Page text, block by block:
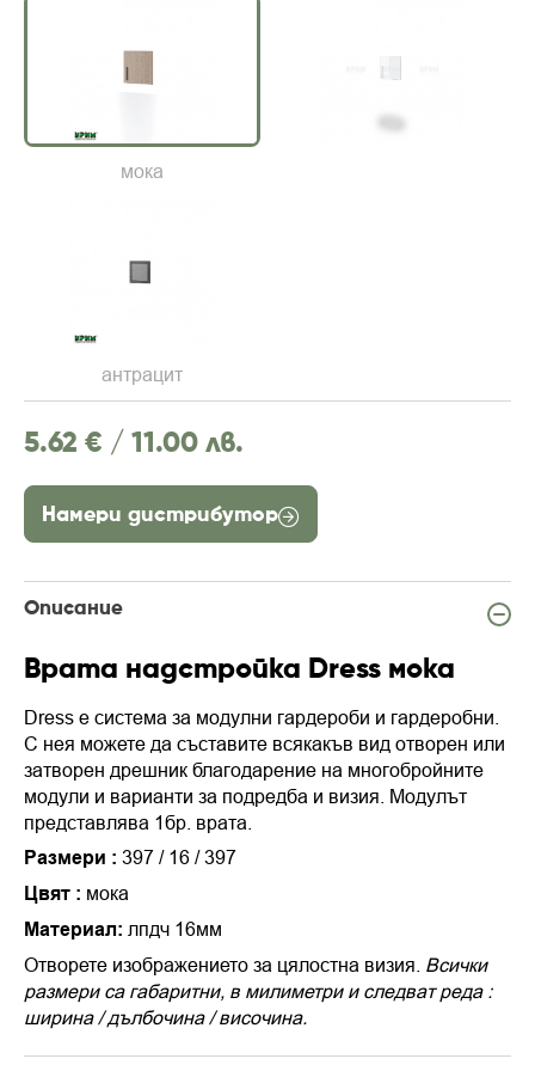
мока
антрацит
5.62 € / 11.00 лв.
Намери дистрибутор
Описание
Врата надстройка Dress мока
Dress е система за модулни гардероби и гардеробни.
С нея можете да съставите всякакъв вид отворен или
затворен дрешник благодарение на многобройните
модули и варианти за подредба и визия. Модулът
представлява 1бр. врата.
Размери : 397 / 16 / 397
Цвят : мока
Материал: лпдч 16мм
Отворете изображението за цялостна визия. Всички
размери са габаритни, в милиметри и следват реда :
ширина / дълбочина / височина.